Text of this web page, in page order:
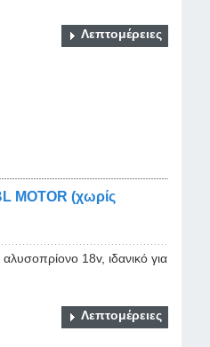
Λεπτομέρειες
MOTOR (χωρίς
18v, ιδανικό για
Λεπτομέρειες